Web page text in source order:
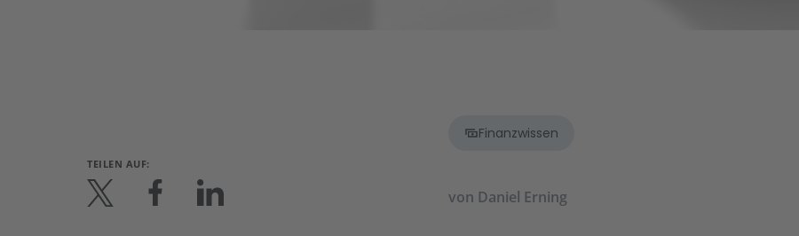
TEILEN AUF:
Finanzwissen
von Daniel Erning